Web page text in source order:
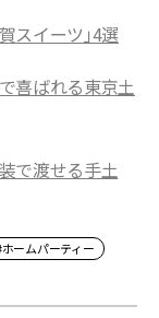
スイーツ」4選
喜ばれる東京土
で渡せる手土
ームパーティー